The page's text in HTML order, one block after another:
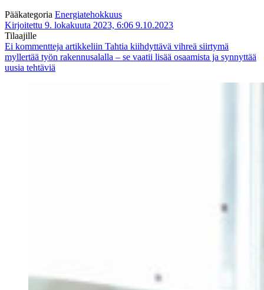
Pääkategoria Energiatehokkuus
Kirjoitettu 9. lokakuuta 2023, 6:06 9.10.2023
Tilaajille
Ei kommentteja artikkeliin Tahtia kiihdyttävä vihreä siirtymä
myllertää työn rakennusalalla – se vaatii lisää osaamista ja synnyttää
uusia tehtäviä